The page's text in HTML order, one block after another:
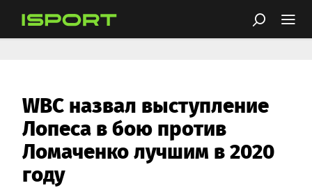
WBC назвал выступление
Лопеса в бою против
Ломаченко лучшим в 2020
году